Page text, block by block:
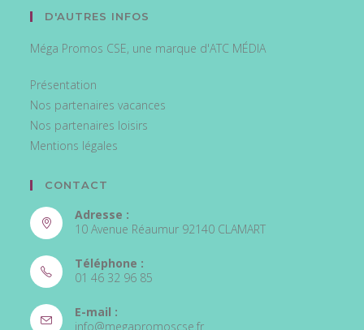
D'AUTRES INFOS
Méga Promos CSE, une marque d'ATC MÉDIA
Présentation
Nos partenaires vacances
Nos partenaires loisirs
Mentions légales
CONTACT
Adresse :
10 Avenue Réaumur 92140 CLAMART
Téléphone :
01 46 32 96 85
E-mail :
info@megapromoscse.fr